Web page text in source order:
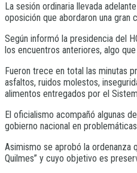
La sesión ordinaria llevada
oposición que abordaron una gran
Según informó la presidencia del
los encuentros anteriores, algo
Fueron trece en total las minutas
asfaltos, ruidos molestos,
alimentos entregados por el
El oficialismo acompañó algunas
gobierno nacional en
Asimismo se aprobó la ordenanza
Quilmes” y cuyo objetivo es